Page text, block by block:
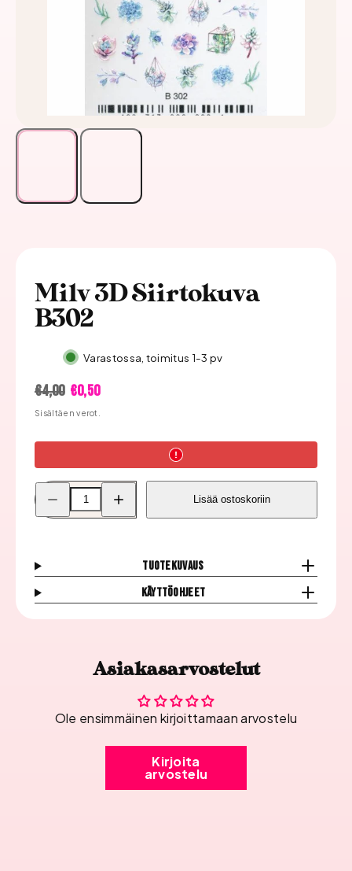
Milv 3D Siirtokuva
B302
Varastossa, toimitus 1-3 pv
Hinta
€4,00
Alennushinta
€0,50
Sisältäen verot.
Pienennä
Milv
Milv
Lisää ostoskoriin
Tuotekuvaus
Käyttöohjeet
Asiakasarvostelut
Ole ensimmäinen kirjoittamaan arvostelu
Kirjoita
arvostelu